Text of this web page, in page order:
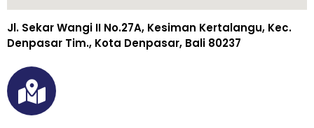
Jl. Sekar Wangi II No.27A, Kesiman Kertalangu, Kec.
Denpasar Tim., Kota Denpasar, Bali 80237